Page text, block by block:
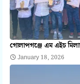
গোলাপগঞ্জে এম এইচ
January 18, 2026